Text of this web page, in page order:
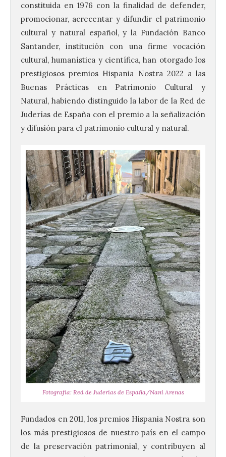
constituida en 1976 con la finalidad de defender,
promocionar, acrecentar y difundir el patrimonio
cultural y natural español, y la Fundación Banco
Santander, institución con una firme vocación
cultural, humanística y científica, han otorgado los
prestigiosos premios Hispania Nostra 2022 a las
Buenas Prácticas en Patrimonio Cultural y
Natural, habiendo distinguido la labor de la Red de
Juderías de España con el premio a la señalización
y difusión para el patrimonio cultural y natural.
Fotografía: Red de Juderías de España/Nani Arenas
Fundados en 2011, los premios Hispania Nostra son
los más prestigiosos de nuestro país en el campo
de la preservación patrimonial, y contribuyen al